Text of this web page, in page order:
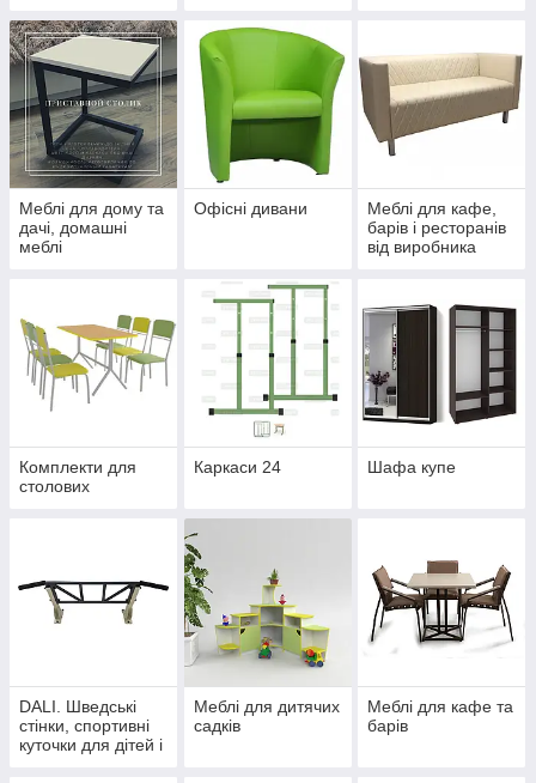
Меблі для дому та
дачі, домашні
меблі
Офісні дивани
Меблі для кафе,
барів і ресторанів
від виробника
Комплекти для
столових
Каркаси 24 Шафа купе
DALI. Шведські
стінки, спортивні
куточки для дітей і
Меблі для дитячих
садків
Меблі для кафе та
барів